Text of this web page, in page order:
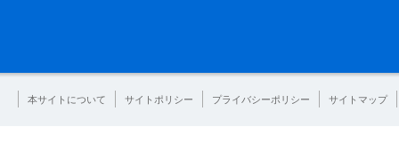
本サイトについて サイトポリシー プライバシーポリシー サイトマップ